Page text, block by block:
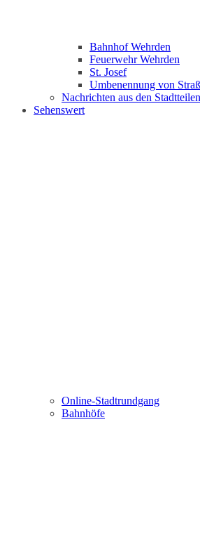
Bahnhof Wehrden
Feuerwehr Wehrden
St. Josef
Umbenennung von
Nachrichten aus den Stadtteilen
Sehenswert
Online-Stadtrundgang
Bahnhöfe